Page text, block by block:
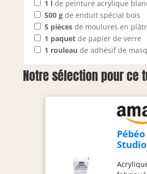
1 lde peinture acrylique
500 gde enduit spécial bois
5 piècesde moulures en
1 paquetde papier de verre
1 rouleau de adhésif de
Notre sélection pour ce
Pébéo
Studio
Tube